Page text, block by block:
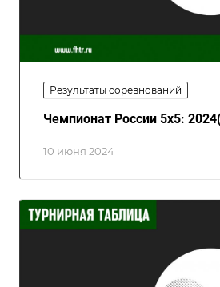
Результаты соревнований
10 июня 2024
Чемпионат России 5х5: